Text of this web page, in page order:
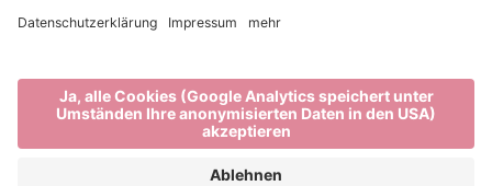
produced by